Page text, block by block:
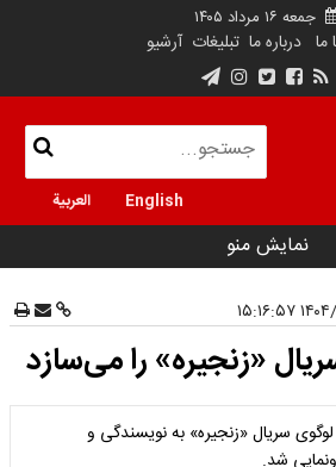
جمعه ۱۶ مرداد ۱۴۰۵
ما درباره ما تبلیغات آرشیو
English العربية
نمایش منو
«زنجیره» را می‌سازد
سریال «زنجیره» به نویسندگی و
شد.